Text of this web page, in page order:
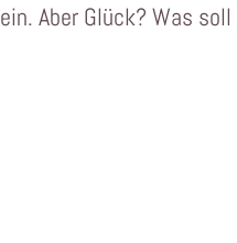
Aber Glück? Was soll